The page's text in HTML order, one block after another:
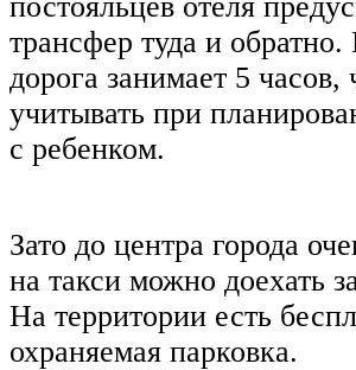
трансфер туда и
дорога занимает 5 часов,
учитывать при
с ребенком.
Зато до центра города
на такси можно доехать
На территории есть
охраняемая парковка.